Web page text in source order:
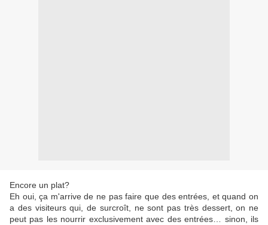
Encore un plat?
Eh oui, ça m'arrive de ne pas faire que des entrées, et quand on
a des visiteurs qui, de surcroît, ne sont pas très dessert, on ne
peut pas les nourrir exclusivement avec des entrées… sinon, ils